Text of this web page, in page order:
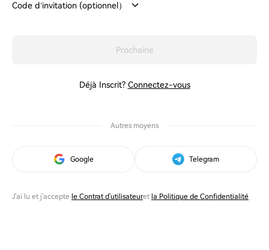
Code d‘invitation (optionnel）
Prochaine
Déjà Inscrit? Connectez-vous
Autres moyens
Google Telegram
J'ai lu et j'accepte le Contrat d'utilisateuret la Politique de Confidentialité